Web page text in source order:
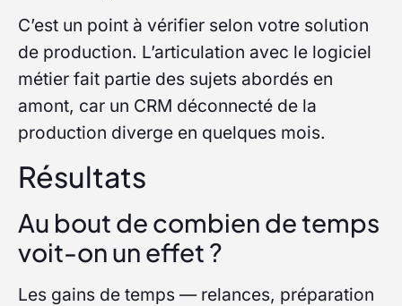
C’est un point à vérifier selon votre solution
de production. L’articulation avec le logiciel
métier fait partie des sujets abordés en
amont, car un CRM déconnecté de la
production diverge en quelques mois.
Résultats
Au bout de combien de temps
voit-on un effet ?
Les gains de temps — relances, préparation